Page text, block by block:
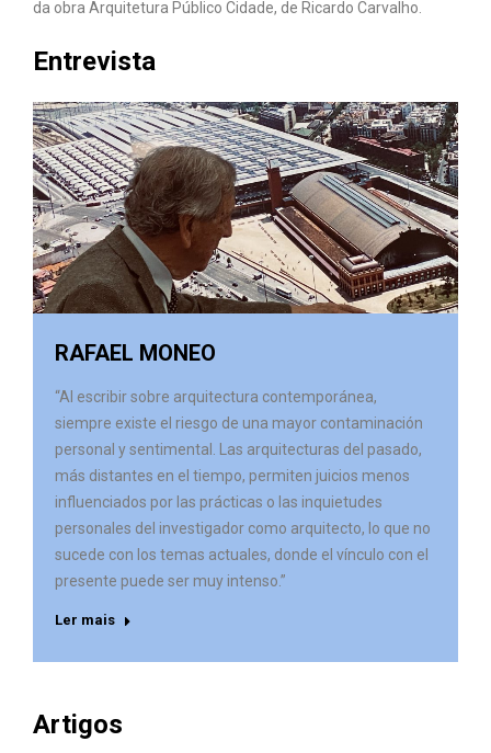
da obra Arquitetura Público Cidade, de Ricardo Carvalho.
Entrevista
RAFAEL MONEO
“Al escribir sobre arquitectura contemporánea,
siempre existe el riesgo de una mayor contaminación
personal y sentimental. Las arquitecturas del pasado,
más distantes en el tiempo, permiten juicios menos
influenciados por las prácticas o las inquietudes
personales del investigador como arquitecto, lo que no
sucede con los temas actuales, donde el vínculo con el
presente puede ser muy intenso.”
Ler mais
Artigos